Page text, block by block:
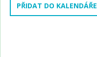
PŘIDAT DO KALENDÁŘE